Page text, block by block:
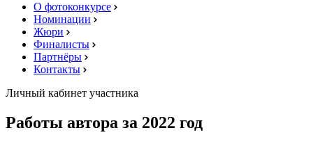
О фотоконкурсе
Номинации
Жюри
Финалисты
Партнёры
Контакты
Личный кабинет участника
Работы автора за 2022 год